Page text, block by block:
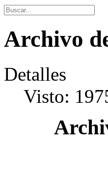
Archivo
Detalles
Visto: